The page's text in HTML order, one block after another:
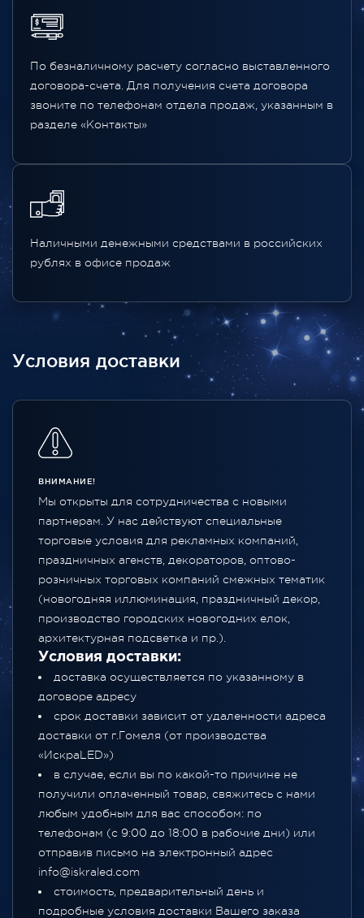
По безналичному расчету согласно выставленного
договора-счета. Для получения счета договора
звоните по телефонам отдела продаж, указанным в
разделе «Контакты»
Наличными денежными средствами в российских
рублях в офисе продаж
Условия доставки
ВНИМАНИЕ!
Мы открыты для сотрудничества с новыми
партнерам. У нас действуют специальные
торговые условия для рекламных компаний,
праздничных агенств, декораторов, оптово-
розничных торговых компаний смежных тематик
(новогодняя иллюминация, праздничный декор,
производство городских новогодних елок,
архитектурная подсветка и пр.).
Условия доставки:
доставка осуществляется по указанному в
договоре адресу
срок доставки зависит от удаленности адреса
доставки от г.Гомеля (от производства
«ИскраLED»)
в случае, если вы по какой-то причине не
получили оплаченный товар, свяжитесь с нами
любым удобным для вас способом: по
телефонам (с 9:00 до 18:00 в рабочие дни) или
отправив письмо на электронный адрес
info@iskraled.com
стоимость, предварительный день и
подробные условия доставки Вашего заказа